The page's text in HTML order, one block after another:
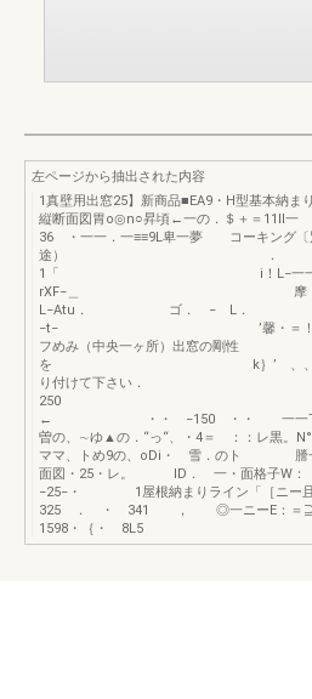
左ページから抽出された内容
1真壁用出窓25】新商品■EA9・H型基本納ま
縦断面図胃o◎n○昇頃←一の．＄＋＝
36 ・一一．一≡≡9L卑一夢 コーキング〔
途） ．
1「 i！L−一一
rXF−＿ 摩・
L−Atu． ゴ． − L．
−t− ’馨・＝！：1”＝F
フめみ（中央一ヶ所）出窓の剛性
を k｝’ 、、保つた
り付けて下さい．
250 A
← ・・ −150 ・・ 一一
曽の、∼ゆ▲の．“っ“、・4＝ ：：
ママ、トめ9の、oDi・ 雪．のト 謄
面図・25・レ。 ID． 一・面格子W：（
−25−・ 1屋根納まりライン「［ニー且
325 ． ・ 341 ， ◎一ニーE：＝
1598・｛・ 8L5